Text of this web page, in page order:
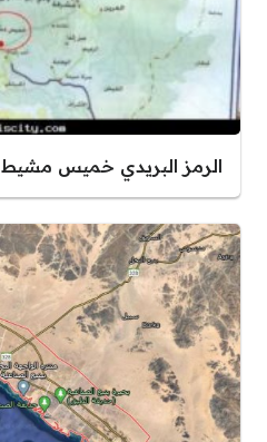
الرمز البريدي خميس مشيط